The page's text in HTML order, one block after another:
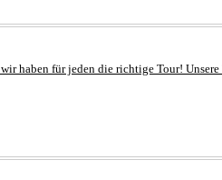
haben für jeden die richtige Tour!